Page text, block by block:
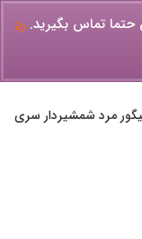
تماس بگیرید. رد
مرد شمشیردار سری